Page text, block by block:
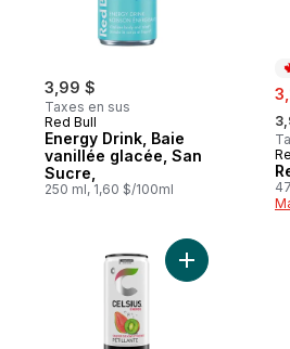
3,99 $
Taxes en sus
Red Bull
Energy Drink, Baie
vanillée glacée, San
Sucre,
250 ml, 1,60 $/100ml
,
Ajouter Kiwi